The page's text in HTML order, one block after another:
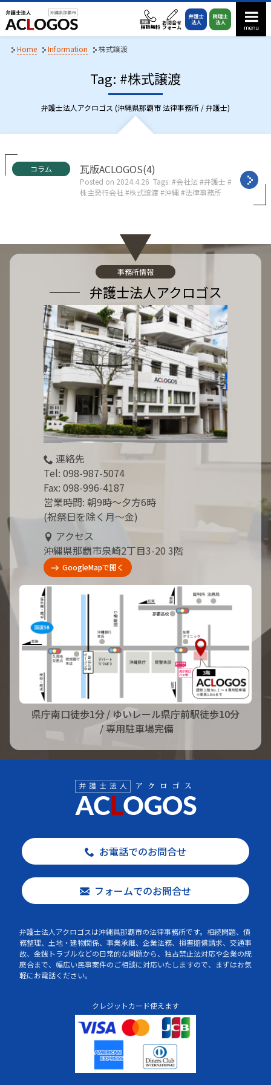
i
t
e
Home Information 株式譲渡
Tag: #株式譲渡
弁護士法人アクロゴス (沖縄県那覇市 法律事務所 / 弁護士)
C
a
i
e
コラム 瓦版ACLOGOS(4)
Posted on 2024.4.26 Tags: 会社法 弁護士
株主発行会社 株式譲渡 沖縄 法律事務所
事務所情報
弁護士法人アクロゴス
連絡先
Tel: 098-987-5074
Fax: 098-996-4187
営業時間: 朝9時～夕方6時
(祝祭日を除く月～金)
アクセス
沖縄県那覇市泉崎2丁目3-20 3階
GoogleMapで開く
県庁南口徒歩1分/ ゆいレール県庁前駅徒歩10分
/ 専用駐車場完備
お電話でのお問合せ
フォームでのお問合せ
弁護士法人アクロゴスは沖縄県那覇市の法律事務所です。相続問題、債
務整理、土地・建物関係、事業承継、企業法務、損害賠償請求、交通事
故、金銭トラブルなどの日常的な問題から、独占禁止法対応や企業の統
廃合まで、幅広い民事案件のご相談に対応いたしますので、まずはお気
軽にお電話ください。
クレジットカード使えます